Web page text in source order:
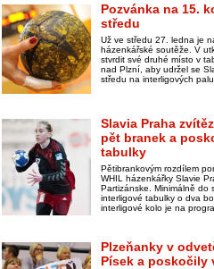
Pozvánka na 15.
středu
Už ve středu 27. ledna je
házenkářské soutěže. V
stvrdit své druhé místo v
nad Plzní, aby udržel se
středu na interligových
Slavia Praha
pět branek a
tabulky
Pětibrankovým rozdílem
WHIL házenkářky Slavie
Partizánske. Minimálně do
interligové tabulky o dva
interligové kolo je na
Plzeňanky v
Písek a poskočily